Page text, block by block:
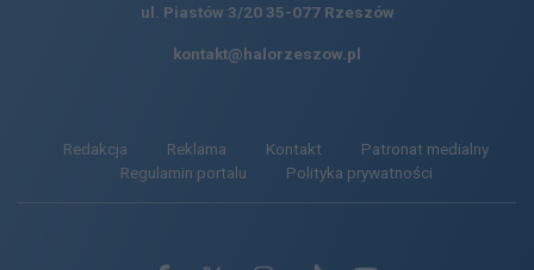
ul. Piastów 3/20 35-077 Rzeszów
kontakt@halorzeszow.pl
Redakcja Reklama Kontakt
Patronat medialny
Regulamin portalu
Polityka prywatności